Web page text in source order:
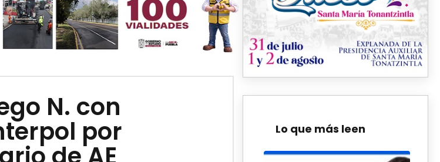
N. con
por Lo que más leen